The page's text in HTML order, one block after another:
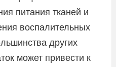
питания тканей и
воспалительных
других
может привести к